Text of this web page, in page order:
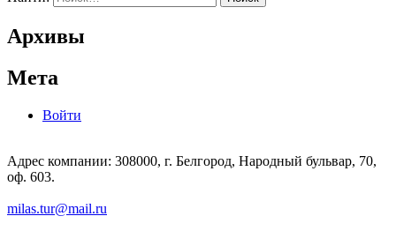
Архивы
Мета
Войти
Адрес компании: 308000, г. Белгород, Народный бульвар, 70,
оф. 603.
milas.tur@mail.ru